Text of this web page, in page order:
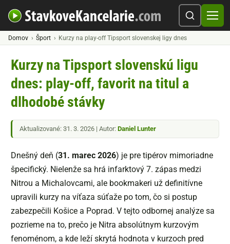
Domov Šport Kurzy na play-off Tipsport slovenskej ligy dnes
Kurzy na Tipsport slovenskú ligu
dnes: play-off, favorit na titul a
dlhodobé stávky
Aktualizované: 31. 3. 2026 | Autor: Daniel Lunter
Dnešný deň (31. marec 2026) je pre tipérov mimoriadne
špecifický. Nielenže sa hrá infarktový 7. zápas medzi
Nitrou a Michalovcami, ale bookmakeri už definitívne
upravili kurzy na víťaza súťaže po tom, čo si postup
zabezpečili Košice a Poprad. V tejto odbornej analýze sa
pozrieme na to, prečo je Nitra absolútnym kurzovým
fenoménom, a kde leží skrytá hodnota v kurzoch pred